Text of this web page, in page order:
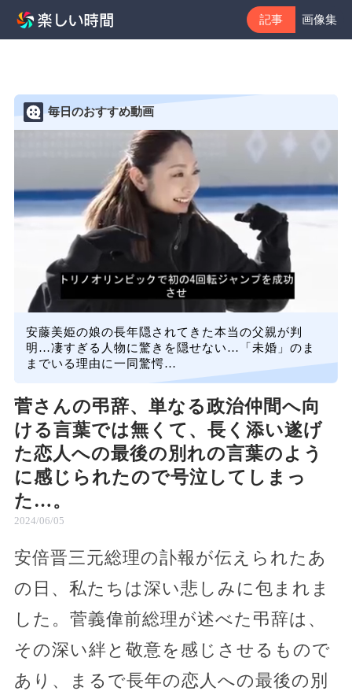
記事 画像集
毎日のおすすめ動画
安藤美姫の娘の長年隠されてきた本当の父親が判
明…凄すぎる人物に驚きを隠せない…「未婚」のま
までいる理由に一同驚愕…
菅さんの弔辞、単なる政治仲間へ向
ける言葉では無くて、長く添い遂げ
た恋人への最後の別れの言葉のよう
に感じられたので号泣してしまっ
た…。
2024/06/05
安倍晋三元総理の訃報が伝えられたあ
の日、私たちは深い悲しみに包まれま
した。菅義偉前総理が述べた弔辞は、
その深い絆と敬意を感じさせるもので
あり、まるで長年の恋人への最後の別